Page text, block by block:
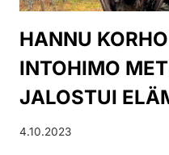
HANNU
INTOHIMO
JALOSTUI
4.10.2023